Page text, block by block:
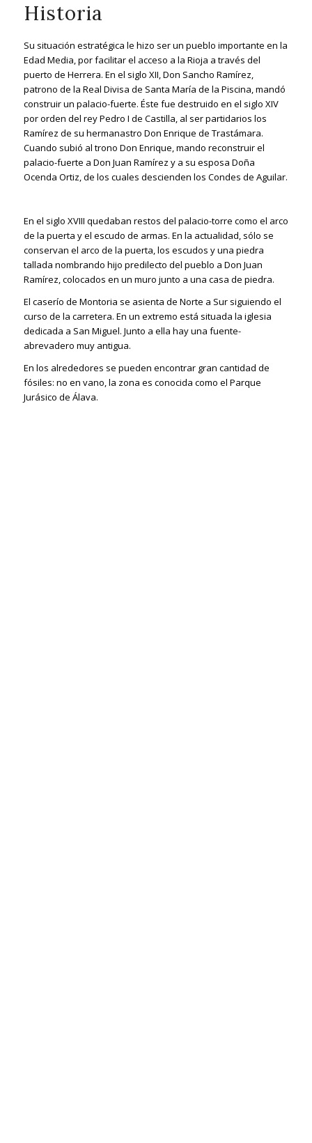
Historia
Su situación estratégica le hizo ser un pueblo importante en la
Edad Media, por facilitar el acceso a la Rioja a través del
puerto de Herrera. En el siglo XII, Don Sancho Ramírez,
patrono de la Real Divisa de Santa María de la Piscina, mandó
construir un palacio-fuerte. Éste fue destruido en el siglo XIV
por orden del rey Pedro I de Castilla, al ser partidarios los
Ramírez de su hermanastro Don Enrique de Trastámara.
Cuando subió al trono Don Enrique, mando reconstruir el
palacio-fuerte a Don Juan Ramírez y a su esposa Doña
Ocenda Ortiz, de los cuales descienden los Condes de Aguilar.
En el siglo XVIII quedaban restos del palacio-torre como el arco
de la puerta y el escudo de armas. En la actualidad, sólo se
conservan el arco de la puerta, los escudos y una piedra
tallada nombrando hijo predilecto del pueblo a Don Juan
Ramírez, colocados en un muro junto a una casa de piedra.
El caserío de Montoria se asienta de Norte a Sur siguiendo el
curso de la carretera. En un extremo está situada la iglesia
dedicada a San Miguel. Junto a ella hay una fuente-
abrevadero muy antigua.
En los alrededores se pueden encontrar gran cantidad de
fósiles: no en vano, la zona es conocida como el Parque
Jurásico de Álava.